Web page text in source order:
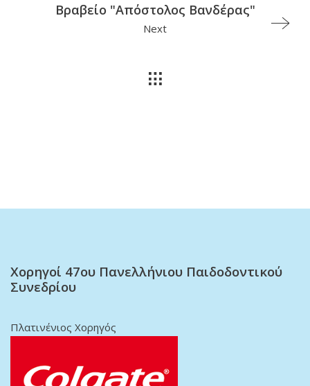
Βραβείο "Απόστολος Βανδέρας"
Next
Χορηγοί 47oυ Πανελλήνιου Παιδοδοντικού
Συνεδρίου
Πλατινένιος Χορηγός